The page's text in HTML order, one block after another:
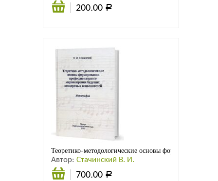
200.00 Р
Теоретико-методологические основы формирования
Автор:Стачинский В. И.
700.00 Р